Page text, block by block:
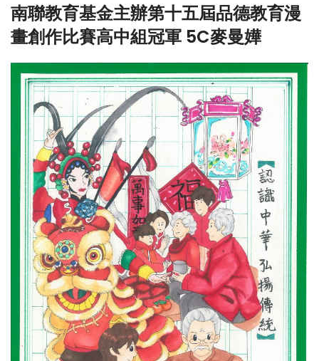
南聯教育基金主辦第十五屆品德教育漫
畫創作比賽高中組冠軍 5C麥曼嬅